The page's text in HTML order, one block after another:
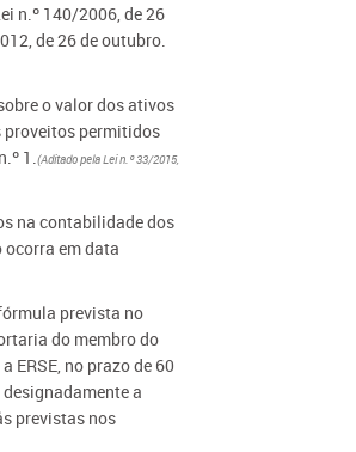
n.º 140/2006, de 26
de 26 de outubro.
o valor dos ativos
proveitos permitidos
1.(Aditado pela Lei n.º 33/2015,
na contabilidade dos
ocorra em data
prevista no
do membro do
ERSE, no prazo de 60
a
previstas nos